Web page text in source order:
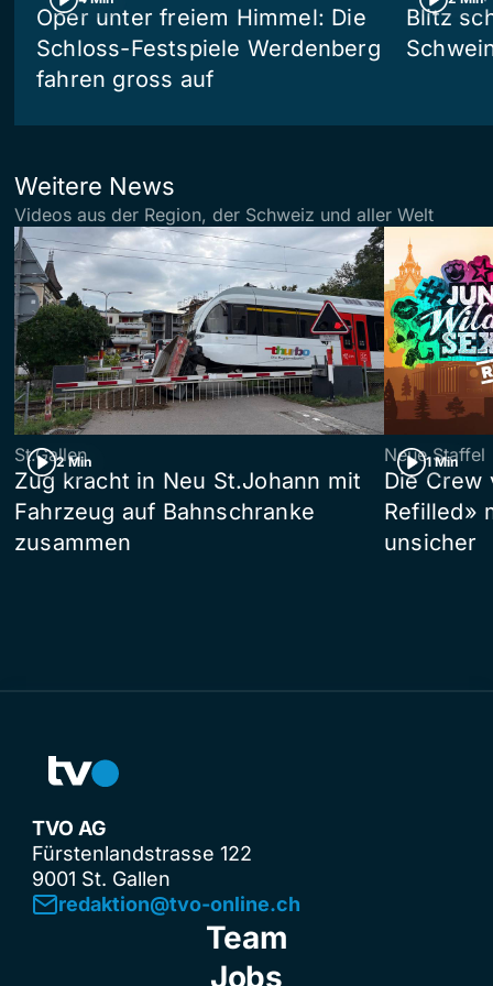
Oper unter freiem Himmel: Die
Schloss-Festspiele Werdenberg
fahren gross auf
Blitz
Weitere News
Videos aus der Region, der Schweiz und aller Welt
2 Min
St.Gallen
Zug kracht in Neu St.Johann mit
Fahrzeug auf Bahnschranke
zusammen
1 Min
Neue Staffel
Die Crew
Refilled»
unsicher
TVO AG
Fürstenlandstrasse 122
9001 St. Gallen
redaktion@tvo-online.ch
Team
Jobs